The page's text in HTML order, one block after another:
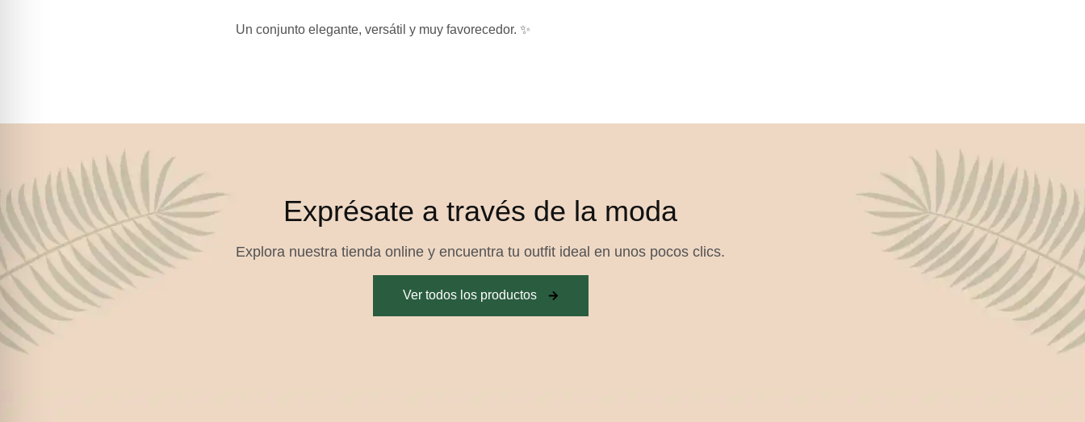
Un conjunto elegante, versátil y muy favorecedor. ✨
Exprésate a través de la moda
Explora nuestra tienda online y encuentra tu outfit ideal en unos pocos clics.
Ver todos los productos